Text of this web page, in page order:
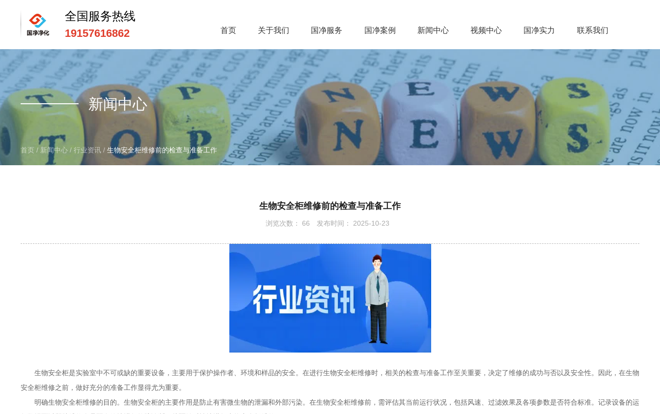
全国服务热线
19157616862 首页 关于我们 国净服务 国净案例 新闻中心 视频中心 国净实力 联系我们
全国服务热线
15669159195 首页 关于我们 国净服务 国净案例 新闻中心 视频中心 国净实力 联系我们
新闻中心
首页 / 新闻中心 / 行业资讯 / 生物安全柜维修前的检查与准备工作
生物安全柜维修前的检查与准备工作
浏览次数： 66 发布时间： 2025-10-23
生物安全柜是实验室中不可或缺的重要设备，主要用于保护操作者、环境和样品的安全。在进行生物安全柜维修时，相关的检查与准备工作至关重要，决定了维修的成功与否以及安全性。因此，在生物
安全柜维修之前，做好充分的准备工作显得尤为重要。
明确生物安全柜维修的目的。生物安全柜的主要作用是防止有害微生物的泄漏和外部污染。在生物安全柜维修前，需评估其当前运行状况，包括风速、过滤效果及各项参数是否符合标准。记录设备的运